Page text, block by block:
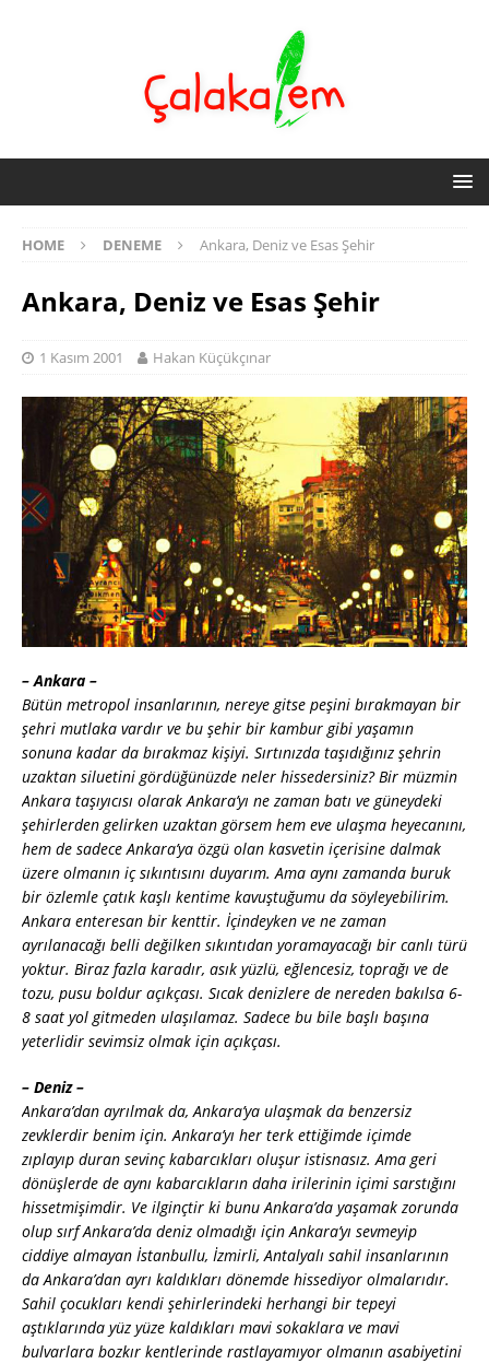
HOME DENEME Ankara, Deniz ve Esas Şehir
Ankara, Deniz ve Esas Şehir
1 Kasım 2001 Hakan Küçükçınar
– Ankara –
Bütün metropol insanlarının, nereye gitse peşini bırakmayan bir
şehri mutlaka vardır ve bu şehir bir kambur gibi yaşamın
sonuna kadar da bırakmaz kişiyi. Sırtınızda taşıdığınız şehrin
uzaktan siluetini gördüğünüzde neler hissedersiniz? Bir müzmin
Ankara taşıyıcısı olarak Ankara’yı ne zaman batı ve güneydeki
şehirlerden gelirken uzaktan görsem hem eve ulaşma heyecanını,
hem de sadece Ankara’ya özgü olan kasvetin içerisine dalmak
üzere olmanın iç sıkıntısını duyarım. Ama aynı zamanda buruk
bir özlemle çatık kaşlı kentime kavuştuğumu da söyleyebilirim.
Ankara enteresan bir kenttir. İçindeyken ve ne zaman
ayrılanacağı belli değilken sıkıntıdan yoramayacağı bir canlı türü
yoktur. Biraz fazla karadır, asık yüzlü, eğlencesiz, toprağı ve de
tozu, pusu boldur açıkçası. Sıcak denizlere de nereden bakılsa 6-
8 saat yol gitmeden ulaşılamaz. Sadece bu bile başlı başına
yeterlidir sevimsiz olmak için açıkçası.
– Deniz –
Ankara’dan ayrılmak da, Ankara’ya ulaşmak da benzersiz
zevklerdir benim için. Ankara’yı her terk ettiğimde içimde
zıplayıp duran sevinç kabarcıkları oluşur istisnasız. Ama geri
dönüşlerde de aynı kabarcıkların daha irilerinin içimi sarstığını
hissetmişimdir. Ve ilginçtir ki bunu Ankara’da yaşamak zorunda
olup sırf Ankara’da deniz olmadığı için Ankara’yı sevmeyip
ciddiye almayan İstanbullu, İzmirli, Antalyalı sahil insanlarının
da Ankara’dan ayrı kaldıkları dönemde hissediyor olmalarıdır.
Sahil çocukları kendi şehirlerindeki herhangi bir tepeyi
aştıklarında yüz yüze kaldıkları mavi sokaklara ve mavi
bulvarlara bozkır kentlerinde rastlayamıyor olmanın asabiyetini